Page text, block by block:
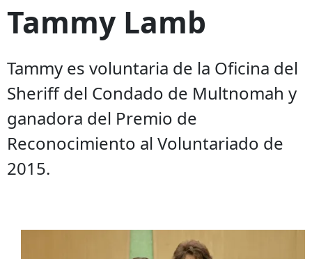
Tammy Lamb
Tammy es voluntaria de la Oficina del
Sheriff del Condado de Multnomah y
ganadora del Premio de
Reconocimiento al Voluntariado de
2015.